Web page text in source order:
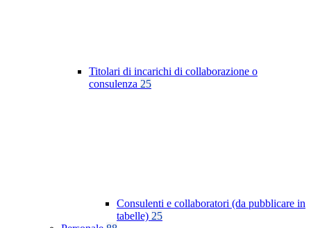
Titolari di incarichi di collaborazione o
consulenza 25
Consulenti e collaboratori (da pubblicare in
tabelle) 25